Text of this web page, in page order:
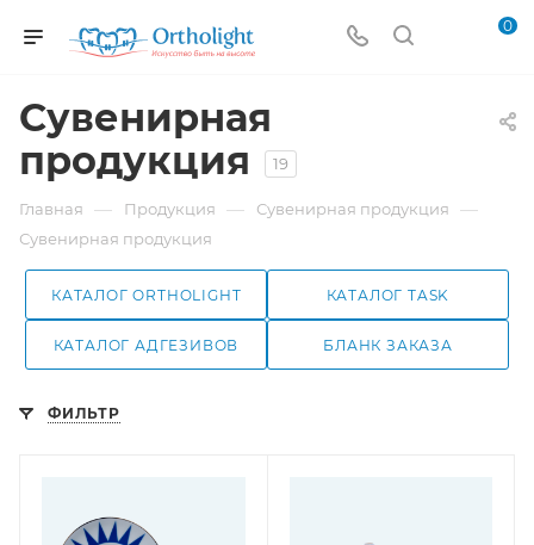
0
Сувенирная
продукция
19
Главная — Продукция — Сувенирная продукция —
Сувенирная продукция
КАТАЛОГ ORTHOLIGHT КАТАЛОГ TASK
КАТАЛОГ АДГЕЗИВОВ БЛАНК ЗАКАЗА
ФИЛЬТР